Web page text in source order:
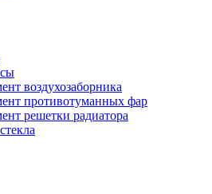
воздухозаборника
противотуманных фар
решетки радиатора